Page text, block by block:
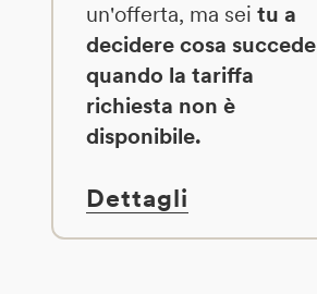
un'offerta, ma sei tu a
decidere cosa succede
quando la tariffa
richiesta non è
disponibile.
Dettagli